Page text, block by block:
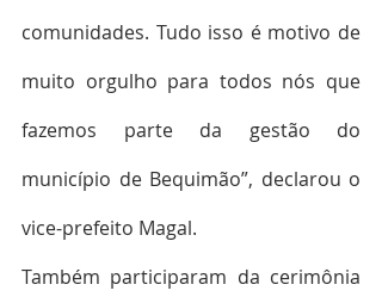
comunidades. Tudo isso é motivo de
muito orgulho para todos nós que
fazemos parte da gestão do
município de Bequimão”, declarou o
vice-prefeito Magal.
Também participaram da cerimônia